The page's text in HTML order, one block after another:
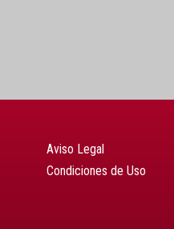
Aviso Legal
Condiciones de Uso